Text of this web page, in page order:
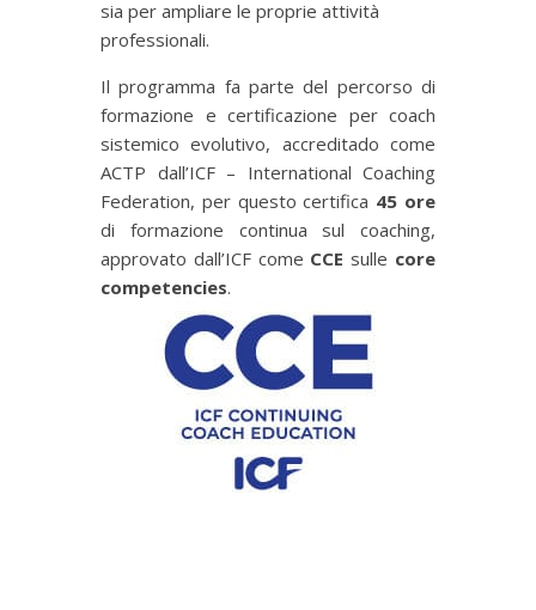
sia per ampliare le proprie attività
professionali.
Il programma fa parte del percorso di
formazione e certificazione per coach
sistemico evolutivo, accreditado come
ACTP dall’ICF – International Coaching
Federation, per questo certifica 45 ore
di formazione continua sul coaching,
approvato dall’ICF come CCE sulle core
competencies.